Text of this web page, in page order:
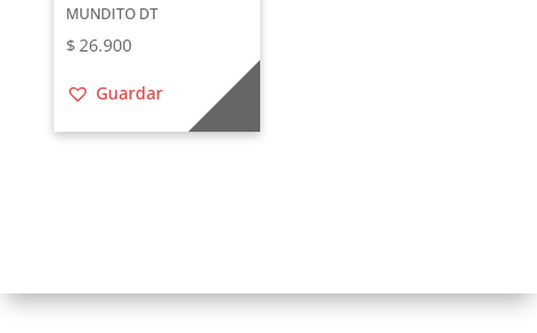
MUNDITO DT
$ 26.900
Guardar